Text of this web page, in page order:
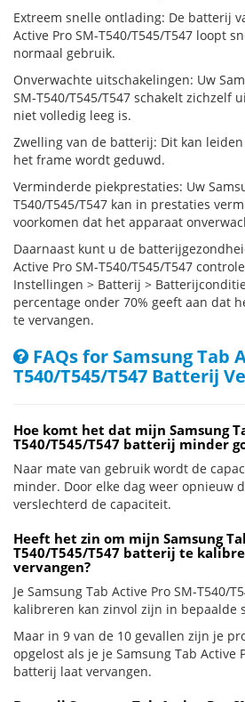
Extreem snelle ontlading: De batterij
Active Pro SM-T540/T545/T547 loopt
normaal gebruik.
Onverwachte uitschakelingen: Uw
SM-T540/T545/T547 schakelt zichzelf
niet volledig leeg is.
Zwelling van de batterij: Dit kan
het frame wordt geduwd.
Verminderde piekprestaties: Uw
T540/T545/T547 kan in prestaties
voorkomen dat het apparaat
Daarnaast kunt u de
Active Pro SM-T540/T545/T547
Instellingen > Batterij >
percentage onder 70% geeft aan dat
te vervangen.
FAQs for Samsung Tab
T540/T545/T547 Batterij
Hoe komt het dat mijn Samsung
T540/T545/T547 batterij minder
Naar mate van gebruik wordt de
minder. Door elke dag weer opnieuw
verslechterd de capaciteit.
Heeft het zin om mijn Samsung
T540/T545/T547 batterij te
vervangen?
Je Samsung Tab Active Pro SM-T540/
kalibreren kan zinvol zijn in bepaalde
Maar in 9 van de 10 gevallen zijn je
opgelost als je je Samsung Tab Active
batterij laat vervangen.